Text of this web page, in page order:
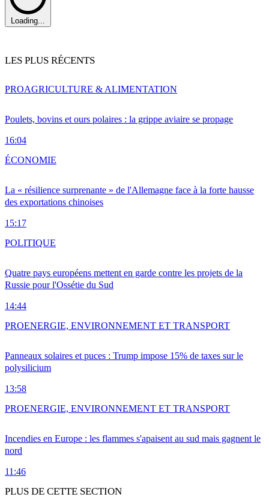
Loading...
LES PLUS RÉCENTS
Poulets, bovins et ours polaires : la grippe aviaire se propage
16:04
PROAGRICULTURE & ALIMENTATION
La « résilience surprenante » de l'Allemagne face à la forte hausse
des exportations chinoises
15:17
ÉCONOMIE
Quatre pays européens mettent en garde contre les projets de la
Russie pour l'Ossétie du Sud
14:44
POLITIQUE
Panneaux solaires et puces : Trump impose 15% de taxes sur le
polysilicium
13:58
PROENERGIE, ENVIRONNEMENT ET TRANSPORT
Incendies en Europe : les flammes s'apaisent au sud mais gagnent le
nord
11:46
PROENERGIE, ENVIRONNEMENT ET TRANSPORT
PLUS DE CETTE SECTION